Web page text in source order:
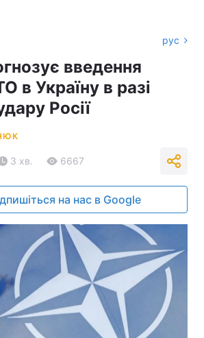
рус
введення
в Україну в разі
Росії
3 хв. 6667
на нас в Google